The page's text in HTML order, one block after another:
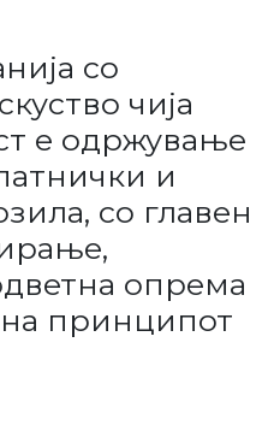
со
чија
е одржување
и
со главен
опрема
на принципот